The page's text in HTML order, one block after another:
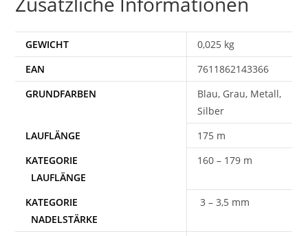
GEWICHT
0,025 kg
EAN
7611862143366
Blau, Grau, Metall,
Silber
175 m
160 – 179 m
3 – 3,5 mm